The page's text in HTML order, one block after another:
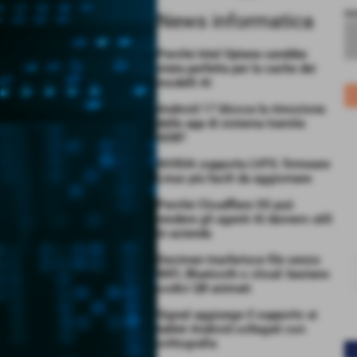
News informatica
Perché Intel Optane sarebbe
stata perfetta per la cache dei
modelli AI
Android 17 blocca la rimozione
delle app di sistema tramite
ADB?
NVIDIA supporta LVFS: firmware
Linux più facili da aggiornare
Perché Cloudflare OS può
rendere gli agenti AI davvero utili
in azienda
Decimen trasferisce file senza
WiFi, Bluetooth o cloud: bastano
codici QR animati
Signal aggiunge il supporto ai
tablet Android collegati con
crittografia